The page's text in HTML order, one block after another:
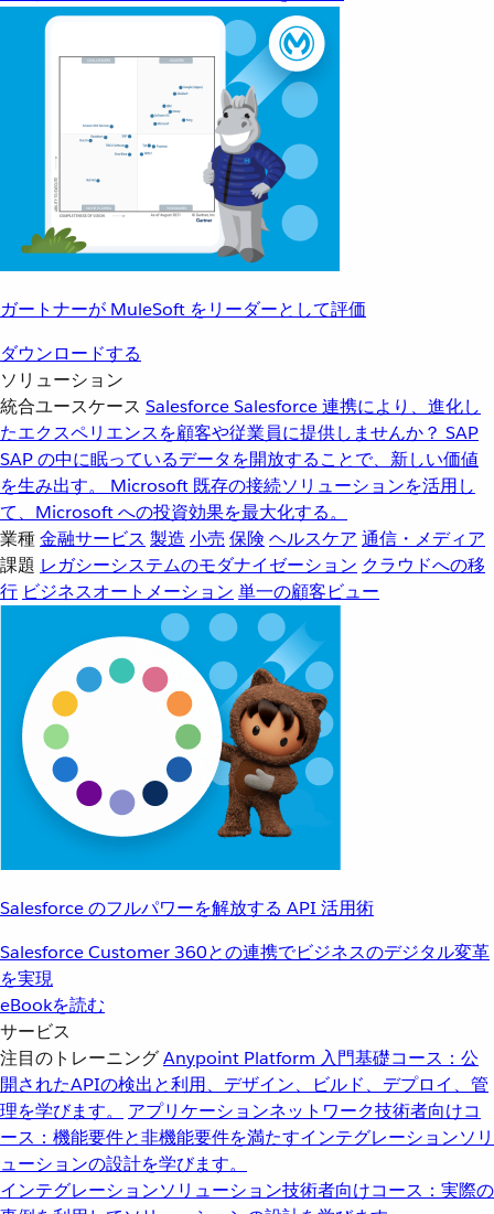
ガートナーが MuleSoft をリーダーとして評価
ダウンロードする
ソリューション
統合ユースケース SalesforceSalesforce 連携により、進化し
たエクスペリエンスを顧客や従業員に提供しませんか？ SAP
SAP の中に眠っているデータを開放することで、新しい価値
を生み出す。
Microsoft 既存の接続ソリューションを活用し
て、Microsoft への投資効果を最大化する。
業種金融サービス 製造 小売 保険 ヘルスケア 通信・メディア
課題 レガシーシステムのモダナイゼーション クラウドへの移
行 ビジネスオートメーション 単一の顧客ビュー
Salesforce のフルパワーを解放する API 活用術
Salesforce Customer 360との連携でビジネスのデジタル変革
を実現
eBookを読む
サービス
注目のトレーニングAnypoint Platform 入門基礎コース：公
開されたAPIの検出と利用、デザイン、ビルド、デプロイ、管
理を学びます。
アプリケーションネットワーク技術者向けコ
ース：機能要件と非機能要件を満たすインテグレーションソリ
ューションの設計を学びます。
インテグレーションソリューション技術者向けコース：実際の